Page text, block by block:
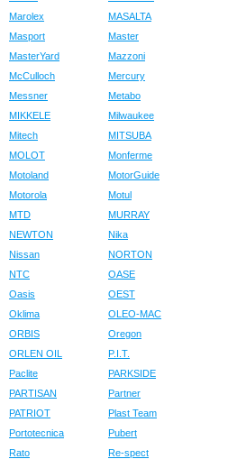
Marolex
MASALTA
Masport
Master
MasterYard
Mazzoni
McCulloch
Mercury
Messner
Metabo
MIKKELE
Milwaukee
Mitech
MITSUBA
MOLOT
Monferme
Motoland
MotorGuide
Motorola
Motul
MTD
MURRAY
NEWTON
Nika
Nissan
NORTON
NTC
OASE
Oasis
OEST
Oklima
OLEO-MAC
ORBIS
Oregon
ORLEN OIL
P.I.T.
Paclite
PARKSIDE
PARTISAN
Partner
PATRIOT
Plast Team
Portotecnica
Pubert
Rato
Re-spect